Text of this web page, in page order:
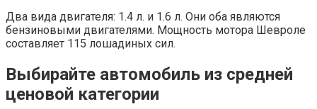
Два вида двигателя: 1.4 л. и 1.6 л. Они оба являются
бензиновыми двигателями. Мощность мотора Шевроле
составляет 115 лошадиных сил.
Выбирайте автомобиль из средней
ценовой категории